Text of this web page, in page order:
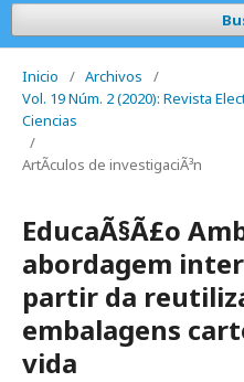
Inicio / Archivos
/
Vol. 19 Núm. 2 (2020): Revista
Ciencias
/
ArtÃ­culos de investigaciÃ³n
EducaÃ§Ã£o
abordagem
partir da
embalagens
vida